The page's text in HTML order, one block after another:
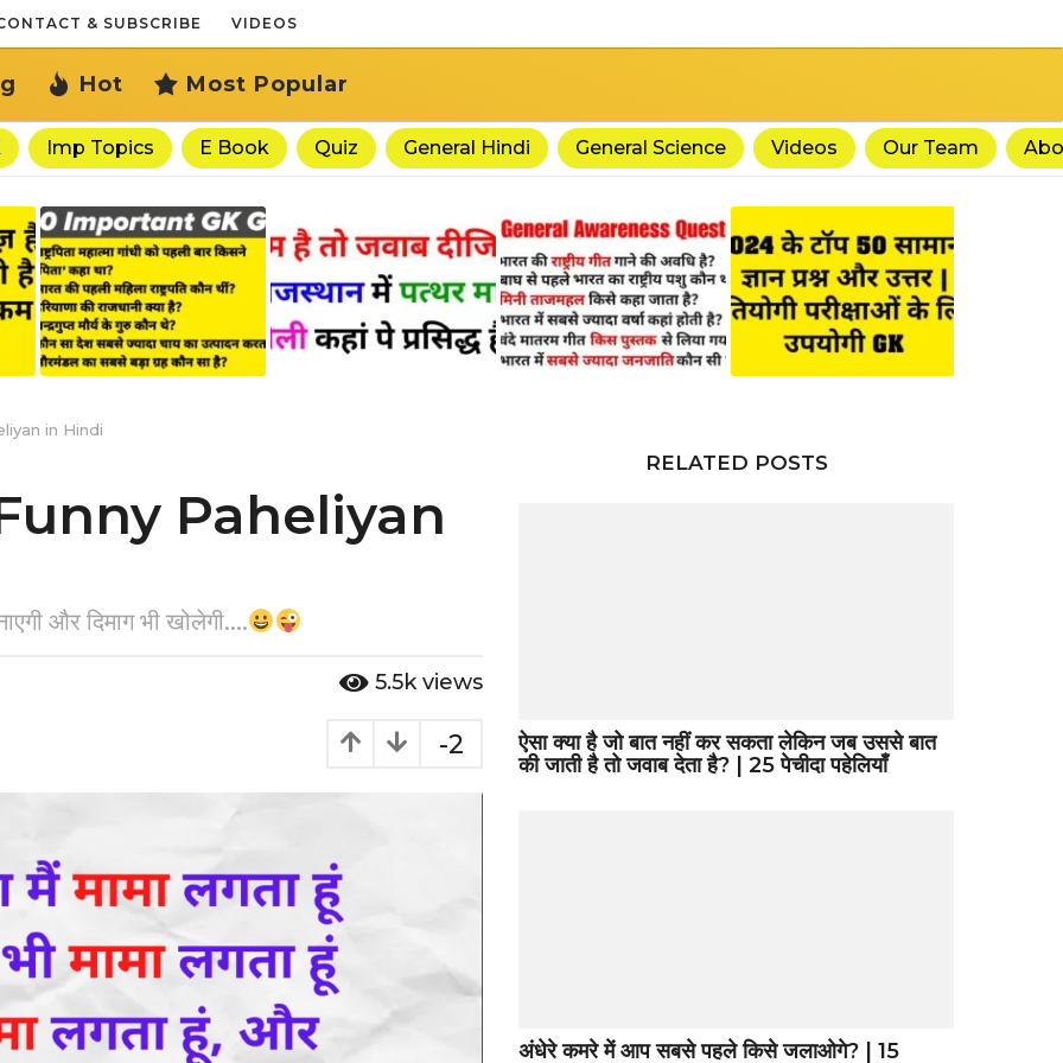
& SUBSCRIBE VIDEOS
Hot Most Popular
Imp Topics E Book Quiz General Hindi General Science Videos Our Team
in Hindi
Funny Paheliyan
और दिमाग भी खोलेगी....
5.5k views
-2
RELATED POSTS
ऐसा क्या है जो बात नहीं कर सकता लेकिन जब उससे बात
की जाती है तो जवाब देता है? | 25 पेचीदा पहेलियाँ
अंधेरे कमरे में आप सबसे पहले किसे जलाओगे? | 15